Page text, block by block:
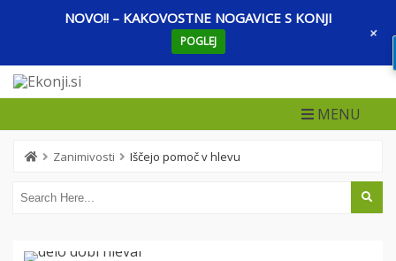
Skip
to
content
MENU
Zanimivosti Iščejo pomoč v hlevu
NOVO!! – KAKOVOSTNE NOGAVICE S KONJI
POGLEJ +